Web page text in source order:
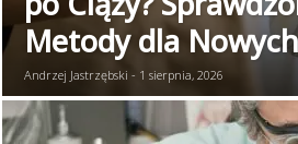
Metody dla
Andrzej Jastrzębski - 1 sierpnia, 2026